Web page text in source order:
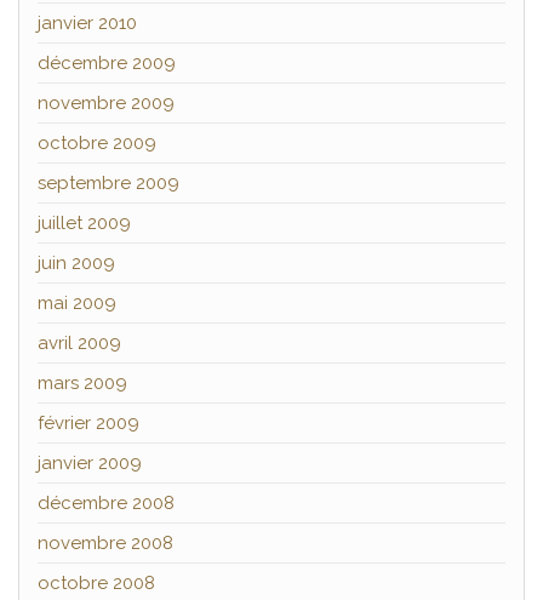
janvier 2010
décembre 2009
novembre 2009
octobre 2009
septembre 2009
juillet 2009
juin 2009
mai 2009
avril 2009
mars 2009
février 2009
janvier 2009
décembre 2008
novembre 2008
octobre 2008